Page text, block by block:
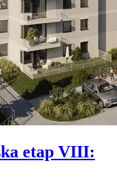
etap VIII: